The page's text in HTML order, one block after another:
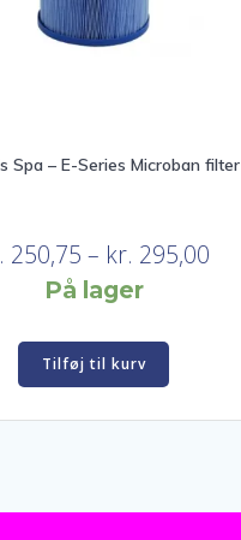
Spa – E-Series Microban filter
250,75 – kr. 295,00
På lager
Tilføj til kurv